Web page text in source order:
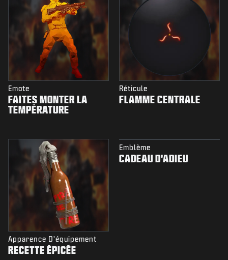
Emote
FAITES MONTER LA
TEMPÉRATURE
Réticule
FLAMME CENTRALE
Apparence D'équipement
RECETTE ÉPICÉE
Emblème
CADEAU D'ADIEU